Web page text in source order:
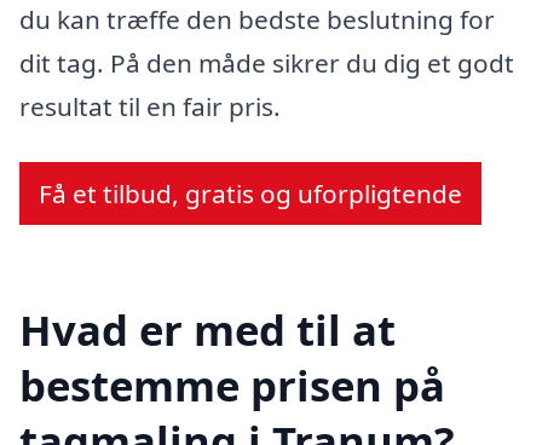
du kan træffe den bedste beslutning for
dit tag. På den måde sikrer du dig et godt
resultat til en fair pris.
Få et tilbud, gratis og uforpligtende
Hvad er med til at
bestemme prisen på